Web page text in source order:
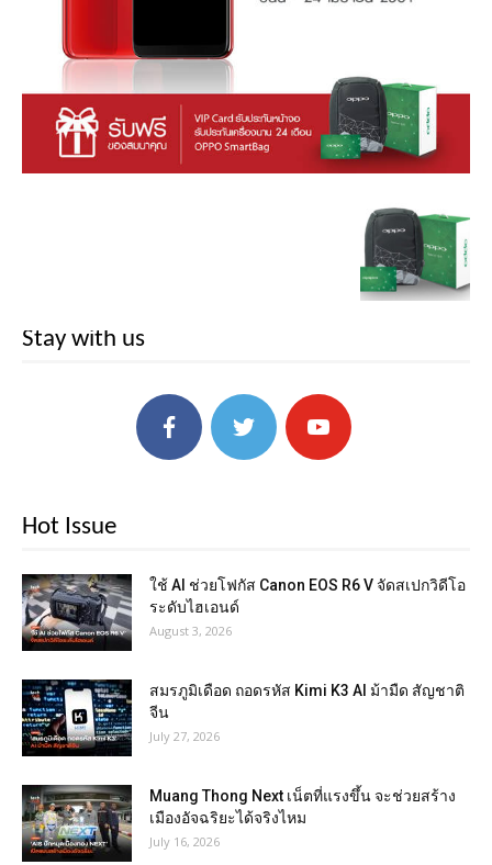
Stay with us
Hot Issue
ใช้ AI ช่วยโฟกัส Canon EOS R6 V จัดสเปกวิดีโอ
ระดับไฮเอนด์
August 3, 2026
สมรภูมิเดือด ถอดรหัส Kimi K3 AI ม้ามืด สัญชาติ
จีน
July 27, 2026
Muang Thong Next เน็ตที่แรงขึ้น จะช่วยสร้าง
เมืองอัจฉริยะได้จริงไหม
July 16, 2026